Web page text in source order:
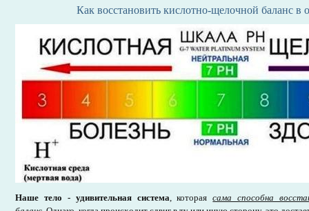
Как восстановить кислотно-щелочной баланс в
Наше тело - удивительная система, котораясама способна